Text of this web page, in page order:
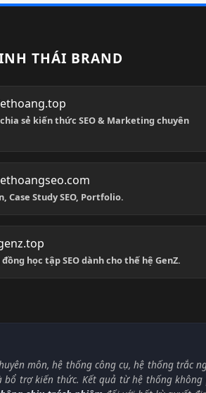
THÁI BRAND
sẻ kiến thức SEO & Marketing chuyên
Case Study SEO, Portfolio.
đồng học tập SEO dành cho thế hệ GenZ.
môn, hệ thống công cụ, hệ thống trắc
trợ kiến thức. Kết quả từ hệ thống